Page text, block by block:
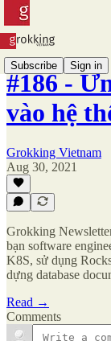
Subscribe Sign in
#186 -
vào hệ
Grokking Vietnam
Aug 30, 2021
Grokking
bạn software
K8S, sử dụng
dựng database
Read →
Comments